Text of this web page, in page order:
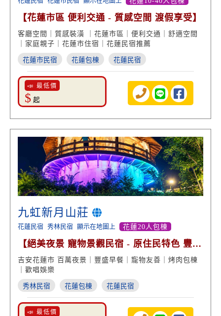
【花蓮市區 便利交通 - 質感空間 渡假享受】
客廳空間｜質感裝潢 ｜花蓮市區｜便利交通｜舒適空間
｜家庭親子｜花蓮市住宿｜花蓮民宿推薦
花蓮市民宿 花蓮包棟 花蓮民宿
📣 最低價
$ 起
九虹新月山莊
花蓮民宿 秀林民宿 顯示在地圖上 花蓮20人包棟
【絕美夜景 寵物景觀民宿 - 原住民特色 豐盛
早餐】
吉安花蓮市 百萬夜景｜豐盛早餐｜寵物友善｜烤肉包棟
｜歡唱娛樂
秀林民宿 花蓮包棟 花蓮民宿
📣 最低價